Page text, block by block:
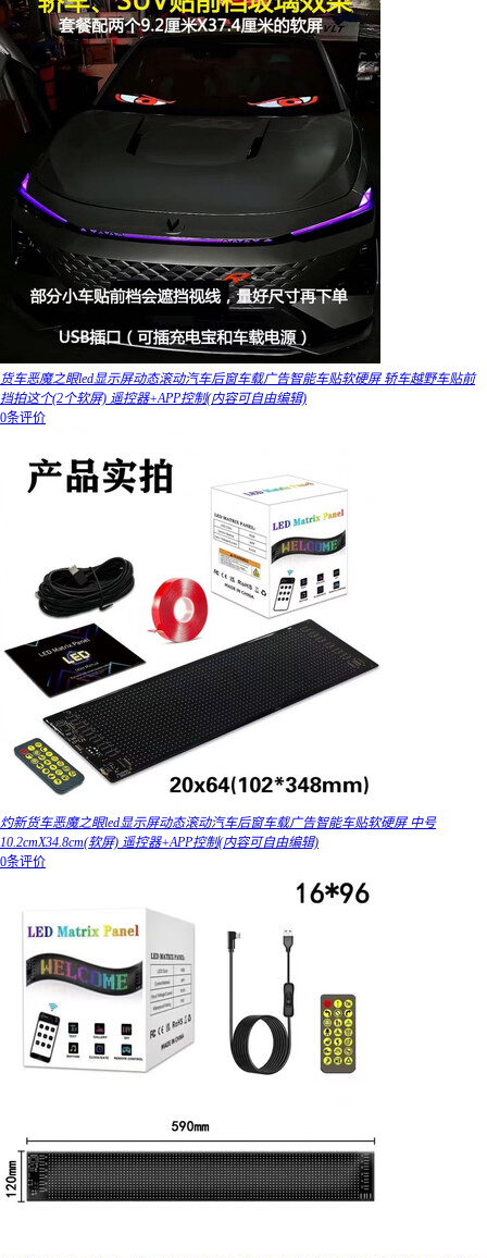
货车恶魔之眼led显示屏动态滚动汽车后窗车载广告智能车贴软硬屏 轿车越野车贴前
挡拍这个(2个软屏) 遥控器+APP控制(内容可自由编辑)
0条评价
灼新货车恶魔之眼led显示屏动态滚动汽车后窗车载广告智能车贴软硬屏 中号
10.2cmX34.8cm(软屏) 遥控器+APP控制(内容可自由编辑)
0条评价